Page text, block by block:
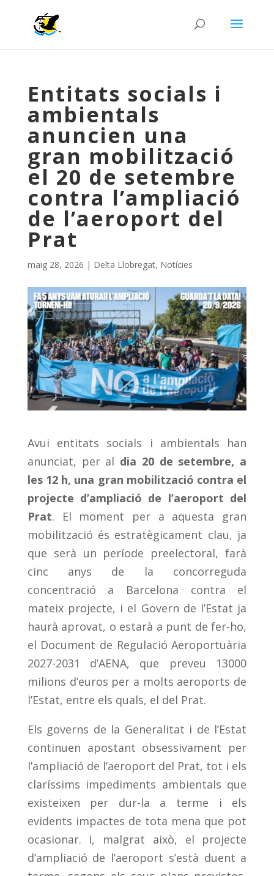
Entitats socials i
ambientals
anuncien una
gran mobilització
el 20 de setembre
contra l’ampliació
de l’aeroport del
Prat
maig 28, 2026 | Delta Llobregat, Notícies
Avui entitats socials i ambientals han
anunciat, per al dia 20 de setembre, a
les 12 h, una gran mobilització contra el
projecte d’ampliació de l’aeroport del
Prat. El moment per a aquesta gran
mobilització és estratègicament clau, ja
que serà un període preelectoral, farà
cinc anys de la concorreguda
concentració a Barcelona contra el
mateix projecte, i el Govern de l’Estat ja
haurà aprovat, o estarà a punt de fer-ho,
el Document de Regulació Aeroportuària
2027-2031 d’AENA, que preveu 13000
milions d’euros per a molts aeroports de
l’Estat, entre els quals, el del Prat.
Els governs de la Generalitat i de l’Estat
continuen apostant obsessivament per
l’ampliació de l’aeroport del Prat, tot i els
claríssims impediments ambientals que
existeixen per dur-la a terme i els
evidents impactes de tota mena que pot
ocasionar. I, malgrat això, el projecte
d’ampliació de l’aeroport s’està duent a